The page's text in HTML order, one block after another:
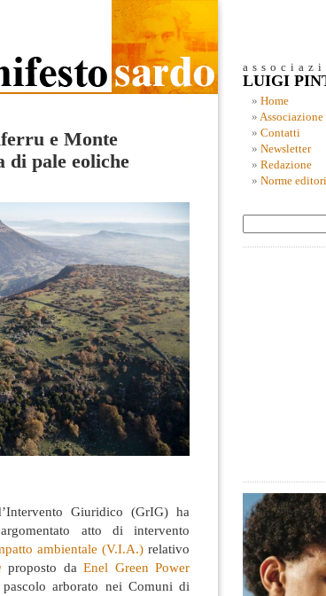
e Monte
di pale eoliche
Giuridico (GrIG) ha
atto di intervento
ambientale (V.I.A.) relativo
proposto daEnel Green Power
arborato nei Comuni di
LUIGI
Home
Associazione
Contatti
Newsletter
Redazione
Norme